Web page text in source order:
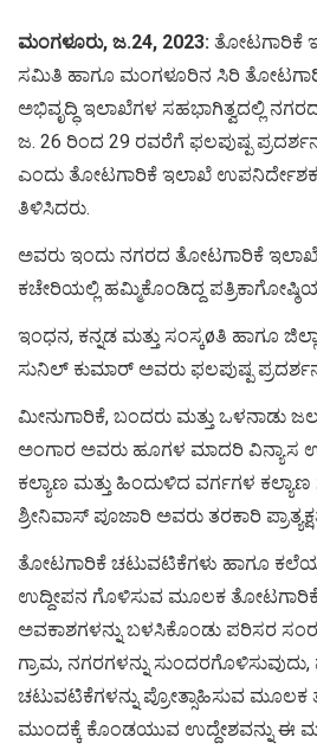
ಮಂಗಳೂರು, ಜ.24, 2023: ತೋಟಗಾರಿಕೆ
ಸಮಿತಿ ಹಾಗೂ ಮಂಗಳೂರಿನ ಸಿರಿ
ಅಭಿವೃದ್ಧಿ ಇಲಾಖೆಗಳ ಸಹಭಾಗಿತ್ವದಲ್ಲಿ
ಜ. 26 ರಿಂದ 29 ರವರೆಗೆ ಫಲಪುಷ್ಪ
ಎಂದು ತೋಟಗಾರಿಕೆ ಇಲಾಖೆ
ತಿಳಿಸಿದರು.
ಅವರು ಇಂದು ನಗರದ ತೋಟಗಾರಿಕೆ
ಕಚೇರಿಯಲ್ಲಿ ಹಮ್ಮಿಕೊಂಡಿದ್ದ
ಇಂಧನ, ಕನ್ನಡ ಮತ್ತು ಸಂಸ್ಕøತಿ ಹಾಗೂ
ಸುನಿಲ್ ಕುಮಾರ್ ಅವರು ಫಲಪುಷ್ಪ
ಮೀನುಗಾರಿಕೆ, ಬಂದರು ಮತ್ತು ಒಳನಾಡು
ಅಂಗಾರ ಅವರು ಹೂಗಳ ಮಾದರಿ ವಿನ್ಯಾಸ
ಕಲ್ಯಾಣ ಮತ್ತು ಹಿಂದುಳಿದ ವರ್ಗಗಳ
ಶ್ರೀನಿವಾಸ್ ಪೂಜಾರಿ ಅವರು ತರಕಾರಿ
ತೋಟಗಾರಿಕೆ ಚಟುವಟಿಕೆಗಳು ಹಾಗೂ
ಉದ್ದೀಪನ ಗೊಳಿಸುವ ಮೂಲಕ
ಅವಕಾಶಗಳನ್ನು ಬಳಸಿಕೊಂಡು ಪರಿಸರ
ಗ್ರಾಮ, ನಗರಗಳನ್ನು
ಚಟುವಟಿಕೆಗಳನ್ನು ಪ್ರೋತ್ಸಾಹಿಸುವ
ಮುಂದಕ್ಕೆ ಕೊಂಡಯುವ ಉದ್ದೇಶವನ್ನು ಈ